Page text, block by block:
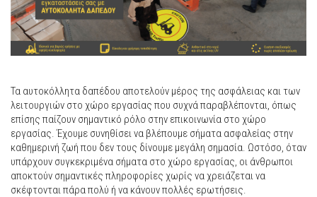
Τα αυτοκόλλητα δαπέδου αποτελούν μέρος της ασφάλειας και των
λειτουργιών στο χώρο εργασίας που συχνά παραβλέπονται, όπως
επίσης παίζουν σημαντικό ρόλο στην επικοινωνία στο χώρο
εργασίας. Έχουμε συνηθίσει να βλέπουμε σήματα ασφαλείας στην
καθημερινή ζωή που δεν τους δίνουμε μεγάλη σημασία. Ωστόσο, όταν
υπάρχουν συγκεκριμένα σήματα στο χώρο εργασίας, οι άνθρωποι
αποκτούν σημαντικές πληροφορίες χωρίς να χρειάζεται να
σκέφτονται πάρα πολύ ή να κάνουν πολλές ερωτήσεις.